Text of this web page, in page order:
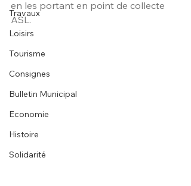
Travaux
Loisirs
Tourisme
Consignes
Bulletin Municipal
Economie
Histoire
Solidarité
en les portant en point de collecte
ASL.